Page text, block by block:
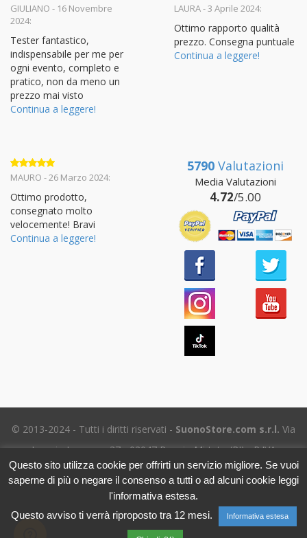
Valutato 5
su 5
GIULIANO - 16 Novembre
2024:
Tester fantastico,
indispensabile per me per
ogni evento, completo e
pratico, non da meno un
prezzo mai visto
Continua a leggere!
Valutato 5
LAURA - 3 Aprile 2024:
Ottimo rapporto qualità
prezzo. Consegna puntuale
Continua a leggere!
Valutato5
MAURO - 26 Marzo 2024:
Ottimo prodotto,
consegnato molto
velocemente! Bravi
Continua a leggere!
5790 Valutazioni
Media Valutazioni
4.72/5.00
© 2013-2024 - Tutti i diritti riservati - SuonoStore.com s.r.l. Via
Ignazio Losacco, 37 - 02047 Poggio Mirteto (RI) - P.IVA
01112470578 SDI: SUBM70N - REA RI-69195
Tel. (+39) 06.5656.8718 -eMail Assistenza clienti
l'Informativa sulla Privacy
Questo sito utilizza cookie per offrirti un servizio migliore. Se vuoi
saperne di più o negare il consenso a tutti o ad alcuni cookie leggi
l'informativa estesa.
Questo avviso ti verrà riproposto tra 12 mesi.
Informativa estesa